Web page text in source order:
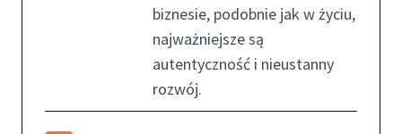
biznesie, podobnie jak w życiu,
najważniejsze są
autentyczność i nieustanny
rozwój.